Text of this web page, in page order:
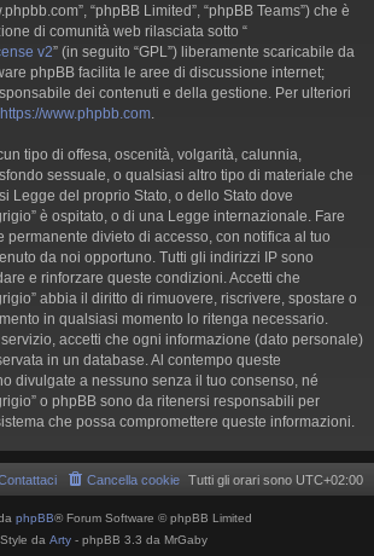
“phpBB Limited”, “phpBB Teams”) che è
di comunità web rilasciata sotto “
v2” (in seguito “GPL”) liberamente scaricabile da
phpBB facilita le aree di discussione internet;
dei contenuti e della gestione. Per ulteriori
https://www.phpbb.com
tipo di offesa, oscenità, volgarità, calunnia,
sessuale, o qualsiasi altro tipo di materiale che
Legge del proprio Stato, o dello Stato dove
è ospitato, o di una Legge internazionale. Fare
permanente divieto di accesso, con notifica al tuo
da noi opportuno. Tutti gli indirizzi IP sono
e rinforzare queste condizioni. Accetti che
abbia il diritto di rimuovere, riscrivere, spostare o
in qualsiasi momento lo ritenga necessario.
accetti che ogni informazione (dato personale)
in un database. Al contempo queste
divulgate a nessuno senza il tuo consenso, né
o phpBB sono da ritenersi responsabili per
che possa compromettere queste informazioni.
Tutti gli orari sono UTC+02:00
Cancella cookie
phpBB® Forum Software © phpBB Limited
Style da Arty - phpBB 3.3 da MrGaby